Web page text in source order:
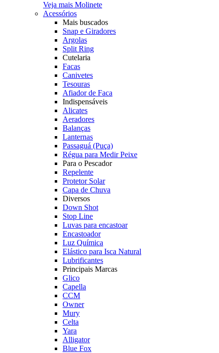
Veja mais Molinete
Acessórios
Mais buscados
Snap e Giradores
Argolas
Split Ring
Cutelaria
Facas
Canivetes
Tesouras
Afiador de Faca
Indispensáveis
Alicates
Aeradores
Balanças
Lanternas
Passaguá (Puça)
Régua para Medir Peixe
Para o Pescador
Repelente
Protetor Solar
Capa de Chuva
Diversos
Down Shot
Stop Line
Luvas para encastoar
Encastoador
Luz Química
Elástico para Isca Natural
Lubrificantes
Principais Marcas
Glico
Capella
CCM
Owner
Mury
Celta
Yara
Alligator
Blue Fox